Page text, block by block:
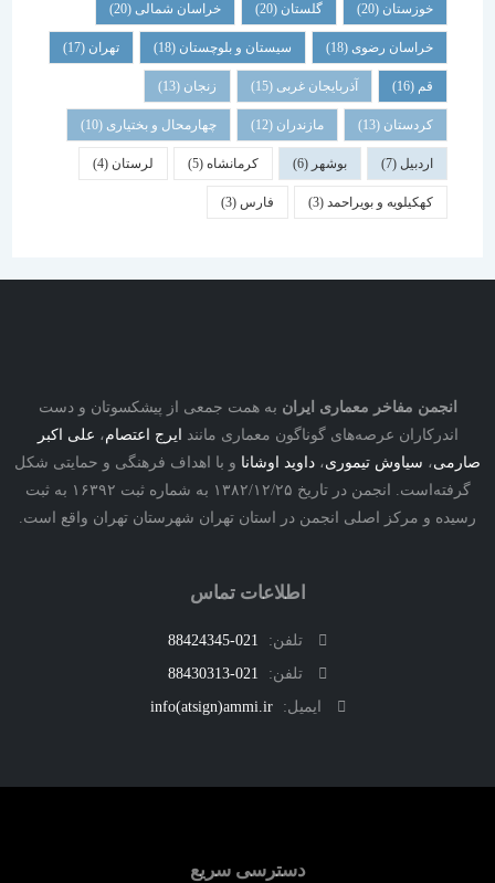
خوزستان(20) گلستان (20) خراسان شمالی(20)
خراسان رضوی(18) سیستان و بلوچستان(18) تهران
آذربایجان غربی(15) زنجان
کردستان(13) مازندران(12) چهارمحال و بختیاری (10)
بوشهر کرمانشاه(5) لرستان (4)
کهکیلویه و بویراحمد(3) فارس
مفاخر معماری ایرانبه همت جمعی از پیشکسوتان و دست
عرصه‌های گوناگون معماری مانندایرج اعتصام،علی اکبر
،سیاوش تیموری،داوید اوشاناو با اهداف فرهنگی و حمایتی شکل
گرفته‌است. انجمن در تاریخ ۱۳۸۲/۱۲/۲۵ به شماره ثبت ۱۶۳۹۲ به ثبت
و مرکز اصلی انجمن در استان تهران شهرستان تهران واقع است.
اطلاعات تماس
تلفن:
021-88424345
تلفن:
021-88430313
ایمیل:
info(atsign)ammi.ir
دسترسی سریع